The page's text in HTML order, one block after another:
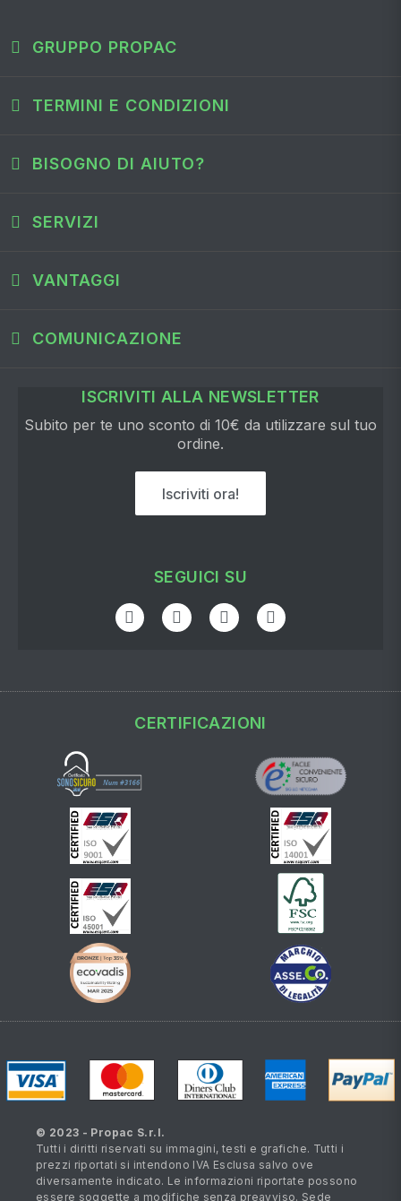
GRUPPO PROPAC
TERMINI E CONDIZIONI
BISOGNO DI AIUTO?
SERVIZI
VANTAGGI
COMUNICAZIONE
ISCRIVITI ALLA NEWSLETTER
Subito per te uno sconto di 10€ da utilizzare sul tuo
ordine.
Iscriviti ora!
SEGUICI SU
CERTIFICAZIONI
© 2023 - Propac S.r.l.
Tutti i diritti riservati su immagini, testi e grafiche. Tutti i
prezzi riportati si intendono IVA Esclusa salvo ove
diversamente indicato. Le informazioni riportate possono
essere soggette a modifiche senza preavviso. Sede